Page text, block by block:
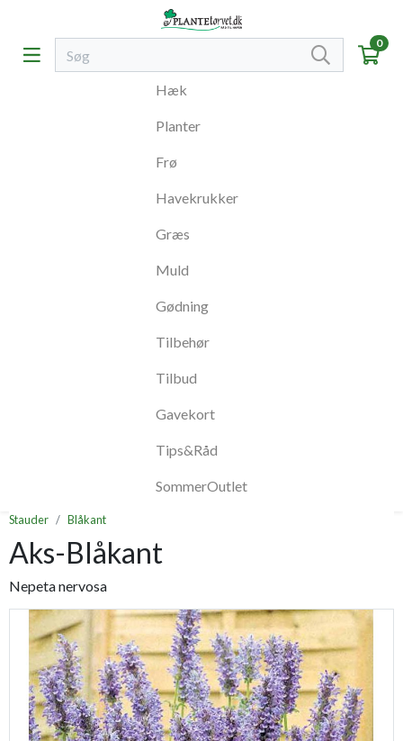
0
Hæk
Planter
Frø
Havekrukker
Græs
Muld
Gødning
Tilbehør
Tilbud
Gavekort
Tips&Råd
SommerOutlet
Stauder Blåkant
Aks-Blåkant
Nepeta nervosa